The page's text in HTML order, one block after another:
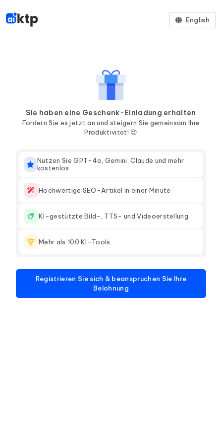
English
Sie haben eine Geschenk-Einladung erhalten
Fordern Sie es jetzt an und steigern Sie gemeinsam Ihre
Produktivität! 😍
Nutzen Sie GPT-4o, Gemini, Claude und mehr
kostenlos
Hochwertige SEO-Artikel in einer Minute
KI-gestützte Bild-, TTS- und Videoerstellung
Mehr als 100 KI-Tools
Registrieren Sie sich & beanspruchen Sie Ihre
Belohnung